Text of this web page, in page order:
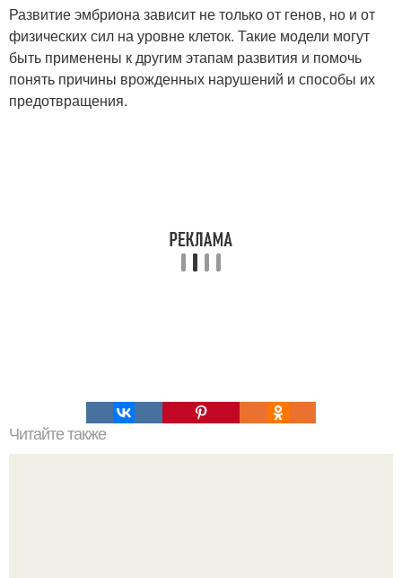
Развитие эмбриона зависит не только от генов, но и от
физических сил на уровне клеток. Такие модели могут
быть применены к другим этапам развития и помочь
понять причины врожденных нарушений и способы их
предотвращения.
Читайте также